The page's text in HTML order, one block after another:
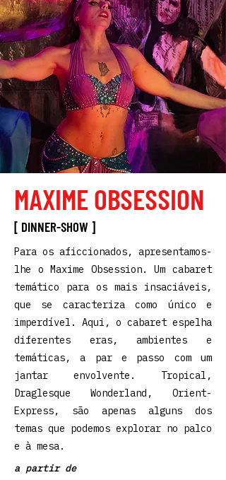
MAXIME OBSESSION
[ DINNER-SHOW ]
Para os aficcionados, apresentamos-
lhe o Maxime Obsession. Um cabaret
temático para os mais insaciáveis,
que se caracteriza como único e
imperdível. Aqui, o cabaret espelha
diferentes eras, ambientes e
temáticas, a par e passo com um
jantar envolvente. Tropical,
Draglesque Wonderland, Orient-
Express, são apenas alguns dos
temas que podemos explorar no palco
e à mesa.
a partir de